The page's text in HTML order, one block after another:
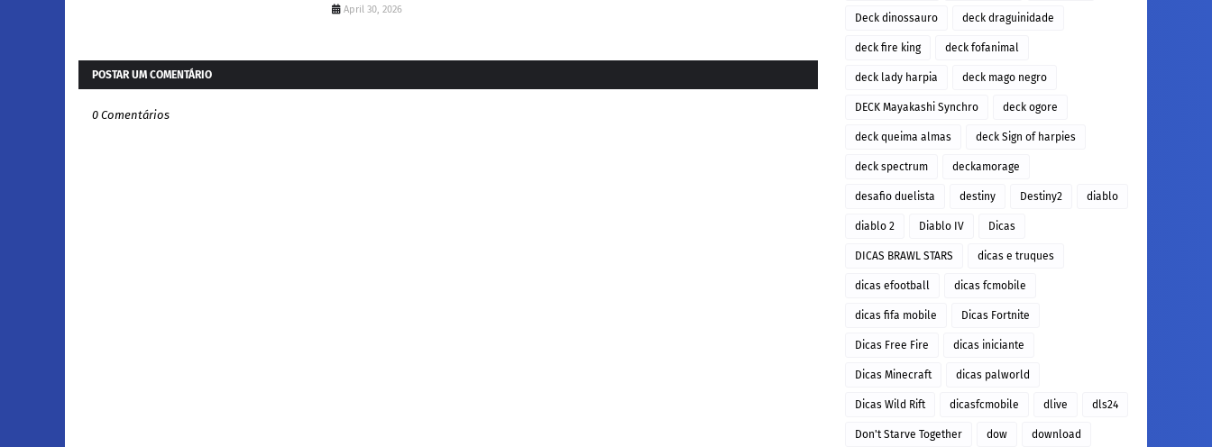
April 30, 2026
POSTAR UM COMENTÁRIO
0 Comentários
Deck dinossauro deck draguinidade
deck fire king deck fofanimal
deck lady harpia deck mago negro
DECK Mayakashi Synchro deck ogore
deck queima almas deck Sign of harpies
deck spectrum deckamorage
desafio duelista destiny Destiny2 diablo
diablo 2 Diablo IV Dicas
DICAS BRAWL STARS dicas e truques
dicas efootball dicas fcmobile
dicas fifa mobile Dicas Fortnite
Dicas Free Fire dicas iniciante
Dicas Minecraft dicas palworld
Dicas Wild Rift dicasfcmobile dlive dls24
Don't Starve Together dow download